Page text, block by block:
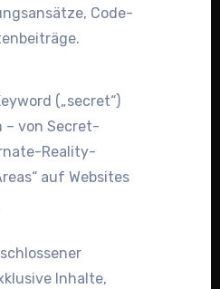
Code-
(„secret“)
– von Secret-
Reality-
auf Websites
Inhalte,